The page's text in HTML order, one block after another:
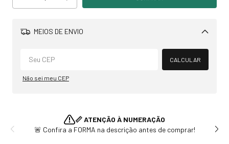
MEIOS DE ENVIO
Alterar CEP
CALCULAR
Não sei meu CEP
📏 ATENÇÃO À NUMERAÇÃO
🚨 Confira a FORMA na descrição antes de comprar!